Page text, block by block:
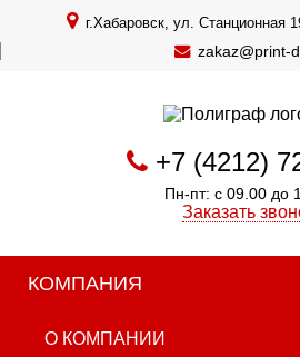
г.Хабаровск, ул. Станционная
zakaz@print-
+7 (4212)
Пн-пт: с 09.00 до
Заказать
КОМПАНИЯ
О КОМПАНИИ